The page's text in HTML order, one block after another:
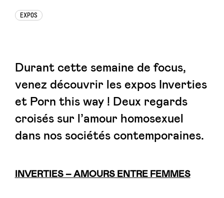
EXPOS
Durant cette semaine de focus,
venez découvrir les expos Inverties
et Porn this way ! Deux regards
croisés sur l’amour homosexuel
dans nos sociétés contemporaines.
INVERTIES – AMOURS ENTRE FEMMES